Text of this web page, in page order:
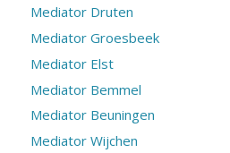
Mediator Druten
Mediator Groesbeek
Mediator Elst
Mediator Bemmel
Mediator Beuningen
Mediator Wijchen